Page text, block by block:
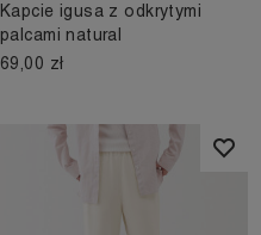
Kapcie igusa z odkrytymi
palcami natural
69,00 zł